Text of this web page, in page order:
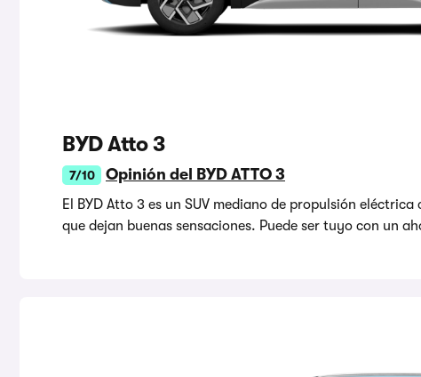
BYD Atto 3
7/10 Opinión del BYD ATTO 3
El BYD Atto 3 es un SUV mediano de propulsión
que dejan buenas sensaciones. Puede ser tuyo con un